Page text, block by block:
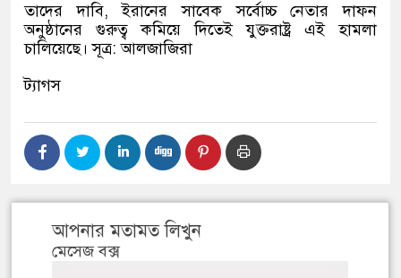
তাদের দাবি,ইরানের সাবেক সর্বোচ্চ নেতার দাফন
অনুষ্ঠানের গুরুত্ব কমিয়ে দিতেই যুক্তরাষ্ট্র এই হামলা
চালিয়েছে। সূত্র:আলজাজিরা
ট্যাগস
আপনার মতামত লিখুন
মেসেজ বক্স